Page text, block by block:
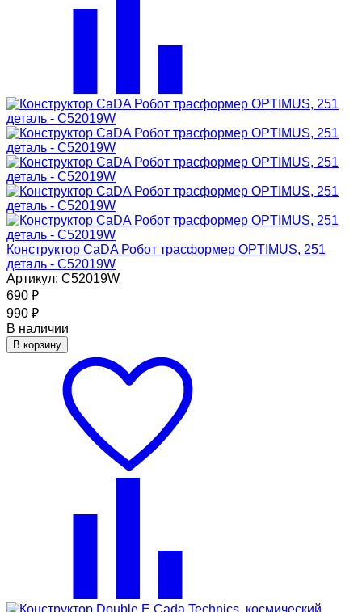
Конструктор CaDA Робот трасформер OPTIMUS, 251
деталь - C52019W
Артикул: C52019W
690 ₽
990 ₽
В наличии
В корзину